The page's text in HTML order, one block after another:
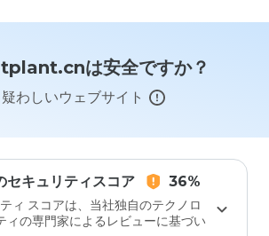
は安全ですか？
疑わしいウェブサイト
セキュリティスコア 36%
ィ スコアは、当社独自のテクノロ
ィの専門家によるレビューに基づい